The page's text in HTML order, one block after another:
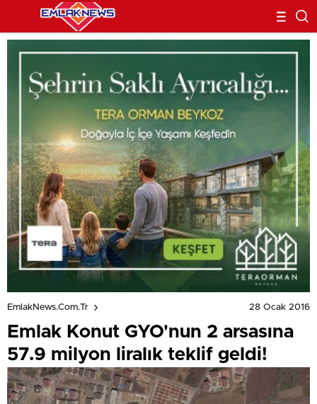
EmlakNews.com.tr 28 Ocak 2016
Emlak Konut GYO'nun 2 arsasına
57.9 milyon liralık teklif geldi!